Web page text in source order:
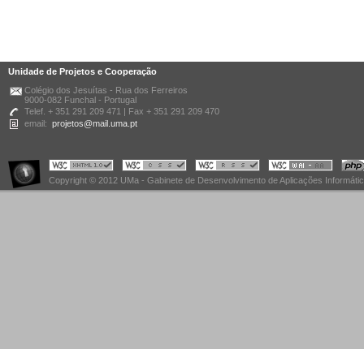
Unidade de Projetos e Cooperação
Colégio dos Jesuítas - Rua dos Ferreiros
9000-082 Funchal - Portugal
Telef. + 351 291 209 471 | Fax + 351 291 209 470
email: projetos@mail.uma.pt
Copyright © 2012 UMa - Gabinete de Desenvolvimento de Aplicações